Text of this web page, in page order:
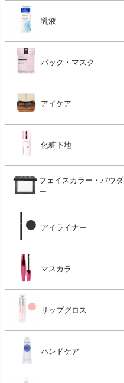
乳液
パック・マスク
アイケア
化粧下地
フェイスカラー・パウダ
ー
アイライナー
マスカラ
リップグロス
ハンドケア